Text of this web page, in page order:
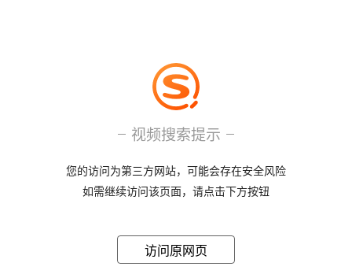
视频搜索提示
您的访问为第三方网站，可能会存在安全风险
如需继续访问该页面，请点击下方按钮
访问原网页